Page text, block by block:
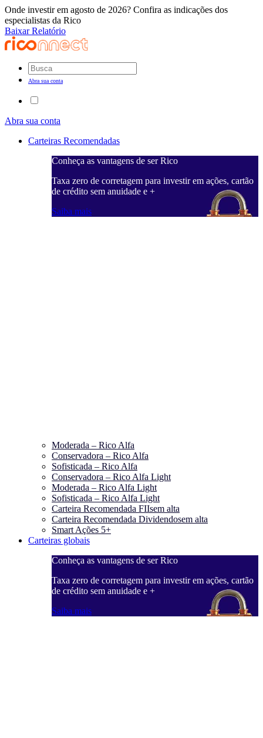
Onde investir em agosto de 2026? Confira as indicações dos
especialistas da Rico
Baixar Relatório
Abra sua conta
Abra sua conta
Carteiras Recomendadas
Conheça as vantagens de ser Rico
Taxa zero de corretagem para investir em ações, cartão
de crédito sem anuidade e +
Saiba mais
Moderada – Rico Alfa
Conservadora – Rico Alfa
Sofisticada – Rico Alfa
Conservadora – Rico Alfa Light
Moderada – Rico Alfa Light
Sofisticada – Rico Alfa Light
Carteira Recomendada FIIsem alta
Carteira Recomendada Dividendosem alta
Smart Ações 5+
Carteiras globais
Conheça as vantagens de ser Rico
Taxa zero de corretagem para investir em ações, cartão
de crédito sem anuidade e +
Saiba mais